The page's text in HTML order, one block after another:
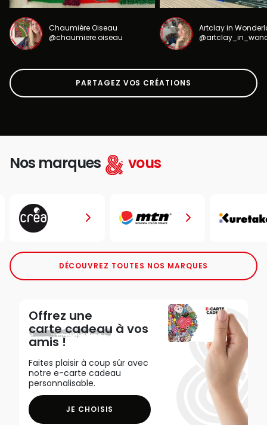
Chaumière Oiseau
@chaumiere.oiseau
Artclay in
PARTAGEZ VOS CRÉATIONS
Nos marques vous
DÉCOUVREZ TOUTES NOS MARQUES
Offrez une
carte cadeau à vos
amis !
Faites plaisir à coup sûr avec
notre e-carte cadeau
personnalisable.
JE CHOISIS